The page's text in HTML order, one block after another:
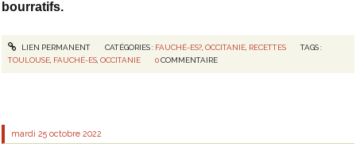
bourratifs.
LIEN PERMANENT CATÉGORIES : FAUCHÉ-ES?, OCCITANIE, RECETTES
TAGS :
TOULOUSE FAUCHÉ-ES ,OCCITANIE 0 COMMENTAIRE
mardi 25 octobre 2022